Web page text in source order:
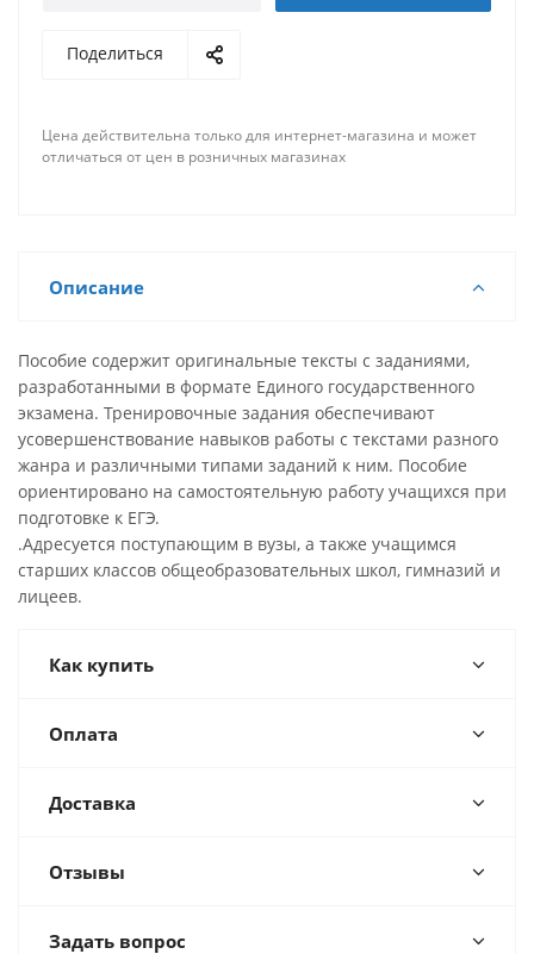
Поделиться
Цена действительна только для интернет-магазина и может
отличаться от цен в розничных магазинах
Описание
Пособие содержит оригинальные тексты с заданиями,
разработанными в формате Единого государственного
экзамена. Тренировочные задания обеспечивают
усовершенствование навыков работы с текстами разного
жанра и различными типами заданий к ним. Пособие
ориентировано на самостоятельную работу учащихся при
подготовке к ЕГЭ.
.Адресуется поступающим в вузы, а также учащимся
старших классов общеобразовательных школ, гимназий и
лицеев.
Как купить
Оплата
Доставка
Отзывы
Задать вопрос